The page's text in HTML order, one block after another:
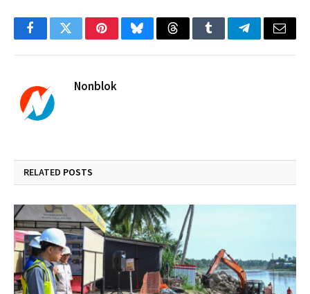
FacebookTwitterPinterestBlueskyThreadsTumblrTelegramEmail
Nonblok
RELATED POSTS